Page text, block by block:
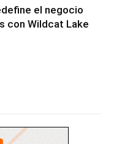
el negocio
con Wildcat Lake